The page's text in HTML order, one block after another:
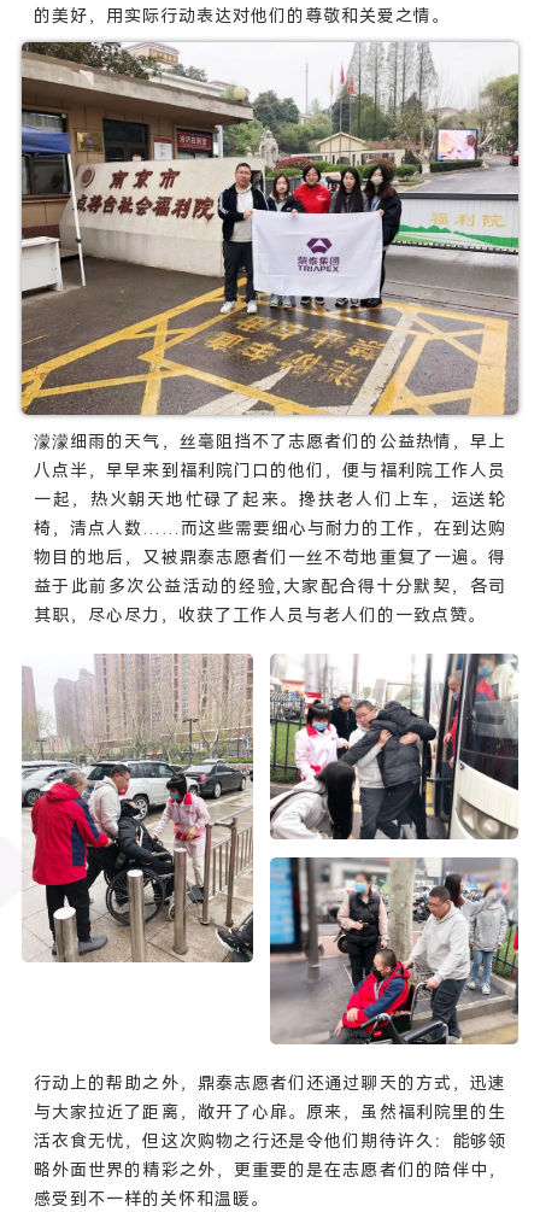
的美好，用实际行动表达对他们的尊敬和关爱之情。
濛濛细雨的天气，丝毫阻挡不了志愿者们的公益热情，早上
八点半，早早来到福利院门口的他们，便与福利院工作人员
一起，热火朝天地忙碌了起来。搀扶老人们上车，运送轮
椅，清点人数……而这些需要细心与耐力的工作，在到达购
物目的地后，又被鼎泰志愿者们一丝不苟地重复了一遍。得
益于此前多次公益活动的经验,大家配合得十分默契，各司
其职，尽心尽力，收获了工作人员与老人们的一致点赞。
行动上的帮助之外，鼎泰志愿者们还通过聊天的方式，迅速
与大家拉近了距离，敞开了心扉。原来，虽然福利院里的生
活衣食无忧，但这次购物之行还是令他们期待许久：能够领
略外面世界的精彩之外，更重要的是在志愿者们的陪伴中，
感受到不一样的关怀和温暖。